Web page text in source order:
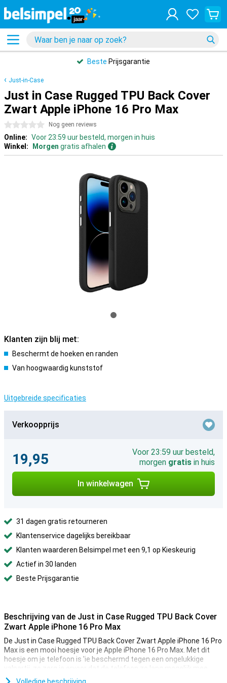
Beste Prijsgarantie
Just-in-Case
Just in Case Rugged TPU Back Cover
Zwart Apple iPhone 16 Pro Max
0 sterren Nog geen reviews
Online: Voor 23:59 uur besteld, morgen in huis
Winkel:
Morgen gratis afhalen
Klanten zijn blij met:
Beschermt de hoeken en randen
Van hoogwaardig kunststof
Uitgebreide specificaties
Verkoopprijs
19,95
Voor 23:59 uur besteld,
morgen gratis in huis
In winkelwagen
31 dagen gratis retourneren
Klantenservice dagelijks bereikbaar
Klanten waarderen Belsimpel met een 9,1 op Kieskeurig
Actief in 30 landen
Beste Prijsgarantie
Beschrijving van de Just in Case Rugged TPU Back Cover
Zwart Apple iPhone 16 Pro Max
De Just in Case Rugged TPU Back Cover Zwart Apple iPhone 16 Pro
Max is een mooi hoesje voor je Apple iPhone 16 Pro Max. Met dit
hoesje om je telefoon is 'ie beschermd tegen een ongelukkige
valpartij, zo zorg je ervoor dat de telefoon zo lang mogelijk mee
gaat!